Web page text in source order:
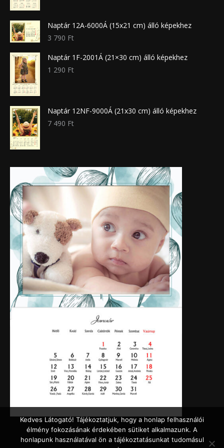
Naptár 12A-6000Á (15x21 cm) álló képekhez
3 790 Ft
Naptár 1F-2001Á (21×30 cm) álló képekhez
1 290 Ft
Naptár 12NF-9000Á (21x30 cm) álló képekhez
7 490 Ft
Kedves Látogató! Tájékoztatjuk, hogy a honlap felhasználói
élmény fokozásának érdekében sütiket alkalmazunk. A
honlapunk használatával ön a tájékoztatásunkat tudomásul